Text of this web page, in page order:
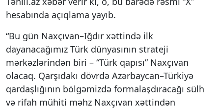
hesabında açıqlama yayıb.
“Bu gün Naxçıvan–Iğdır xəttində ilk
dayanacağımız Türk dünyasının strateji
mərkəzlərindən biri – “Türk qapısı” Naxçıvan
olacaq. Qarşıdakı dövrdə Azərbaycan–Türkiyə
qardaşlığının bölgəmizdə formalaşdıracağı sülh
və rifah mühiti məhz Naxçıvan xəttindən